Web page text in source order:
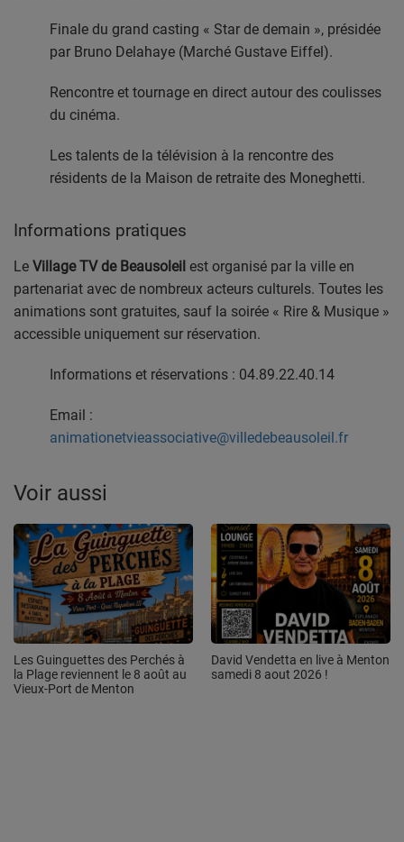
Finale du grand casting « Star de demain », présidée
par Bruno Delahaye (Marché Gustave Eiffel).
Rencontre et tournage en direct autour des coulisses
du cinéma.
Les talents de la télévision à la rencontre des
résidents de la Maison de retraite des Moneghetti.
Informations pratiques
Le Village TV de Beausoleil est organisé par la ville en
partenariat avec de nombreux acteurs culturels. Toutes les
animations sont gratuites, sauf la soirée « Rire & Musique »
accessible uniquement sur réservation.
Informations et réservations : 04.89.22.40.14
Email :
animationetvieassociative@villedebeausoleil.fr
Voir aussi
Les Guinguettes des Perchés à
la Plage reviennent le 8 août au
Vieux-Port de Menton
David Vendetta en live à Menton
samedi 8 aout 2026 !